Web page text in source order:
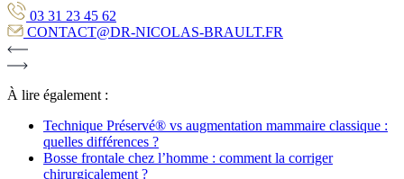
03 31 23 45 62
CONTACT@DR-NICOLAS-BRAULT.FR
À lire également :
Technique Préservé® vs augmentation mammaire classique :
quelles différences ?
Bosse frontale chez l’homme : comment la corriger
chirurgicalement ?